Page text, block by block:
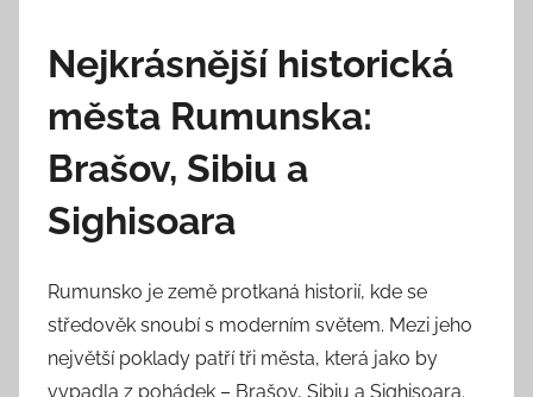
Nejkrásnější historická
města Rumunska:
Brašov, Sibiu a
Sighisoara
Rumunsko je země protkaná historií, kde se
středověk snoubí s moderním světem. Mezi jeho
největší poklady patří tři města, která jako by
vypadla z pohádek – Brašov, Sibiu a Sighisoara.